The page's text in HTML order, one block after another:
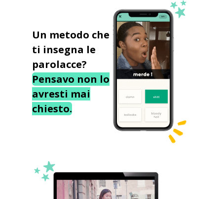
Un metodo che
ti insegna le
parolacce?
Pensavo non lo
avresti mai
chiesto.